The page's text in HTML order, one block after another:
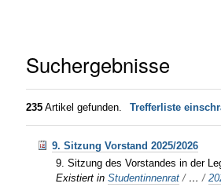
Suchergebnisse
235 Artikel gefunden. Trefferliste
9. Sitzung Vorstand 2025/2026
9. Sitzung des Vorstandes in der
Existiert in Studentinnenrat / …/